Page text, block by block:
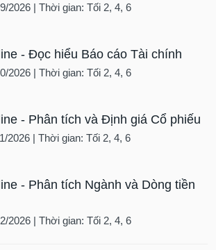
2026 | Thời gian: Tối 2, 4, 6
- Đọc hiểu Báo cáo Tài chính
2026 | Thời gian: Tối 2, 4, 6
- Phân tích và Định giá Cổ phiếu
2026 | Thời gian: Tối 2, 4, 6
- Phân tích Ngành và Dòng tiền
2026 | Thời gian: Tối 2, 4, 6